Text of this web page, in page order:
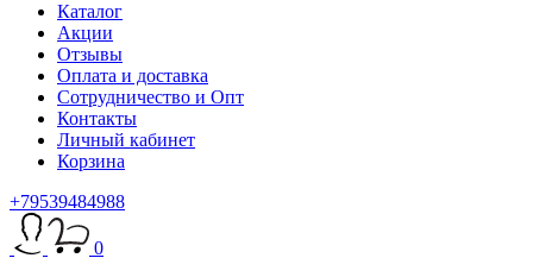
Каталог
Акции
Отзывы
Оплата и доставка
Сотрудничество и Опт
Контакты
Личный кабинет
Корзина
+79539484988
0